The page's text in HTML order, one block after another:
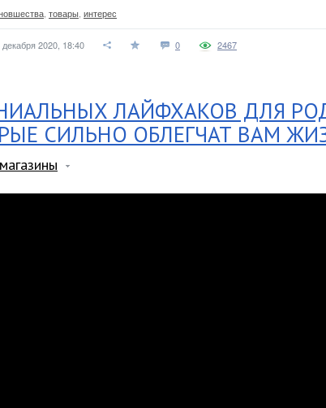
товары интерес
декабря 2020, 18:40 0 2467
ЛАЙФХАКОВ ДЛЯ
СИЛЬНО ОБЛЕГЧАТ ВАМ